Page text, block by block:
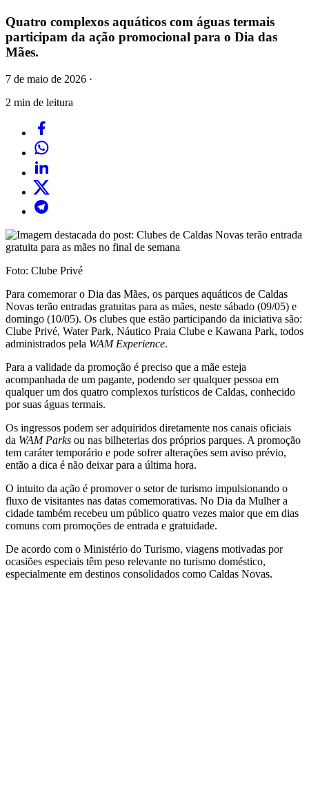
Quatro complexos aquáticos com águas termais
participam da ação promocional para o Dia das
Mães.
7 de maio de 2026 ·
2 min de leitura
Foto: Clube Privé
Para comemorar o Dia das Mães, os parques aquáticos de Caldas
Novas terão entradas gratuitas para as mães, neste sábado (09/05) e
domingo (10/05). Os clubes que estão participando da iniciativa são:
Clube Privé, Water Park, Náutico Praia Clube e Kawana Park, todos
administrados pela WAM Experience.
Para a validade da promoção é preciso que a mãe esteja
acompanhada de um pagante, podendo ser qualquer pessoa em
qualquer um dos quatro complexos turísticos de Caldas, conhecido
por suas águas termais.
Os ingressos podem ser adquiridos diretamente nos canais oficiais
da WAM Parks ou nas bilheterias dos próprios parques. A promoção
tem caráter temporário e pode sofrer alterações sem aviso prévio,
então a dica é não deixar para a última hora.
O intuito da ação é promover o setor de turismo impulsionando o
fluxo de visitantes nas datas comemorativas. No Dia da Mulher a
cidade também recebeu um público quatro vezes maior que em dias
comuns com promoções de entrada e gratuidade.
De acordo com o Ministério do Turismo, viagens motivadas por
ocasiões especiais têm peso relevante no turismo doméstico,
especialmente em destinos consolidados como Caldas Novas.